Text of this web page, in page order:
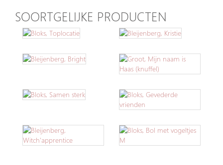
SOORTGELIJKE PRODUCTEN